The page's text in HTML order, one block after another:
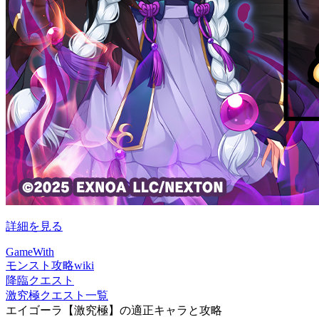
詳細を見る
GameWith
モンスト攻略wiki
降臨クエスト
激究極クエスト一覧
エイゴーラ【激究極】の適正キャラと攻略